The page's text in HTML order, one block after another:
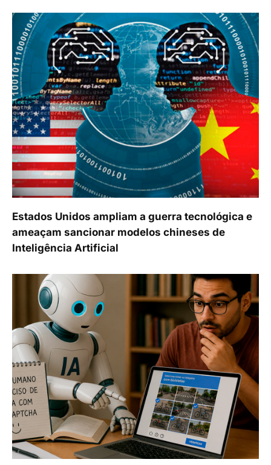
Estados Unidos ampliam a guerra tecnológica e
ameaçam sancionar modelos chineses de
Inteligência Artificial